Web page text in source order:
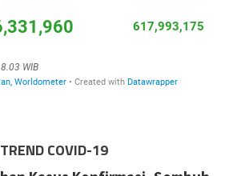
TREND COVID-19